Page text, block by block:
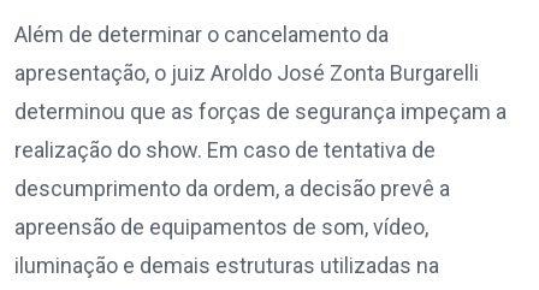
Além de determinar o cancelamento da
apresentação, o juiz Aroldo José Zonta Burgarelli
determinou que as forças de segurança impeçam a
realização do show. Em caso de tentativa de
descumprimento da ordem, a decisão prevê a
apreensão de equipamentos de som, vídeo,
iluminação e demais estruturas utilizadas na